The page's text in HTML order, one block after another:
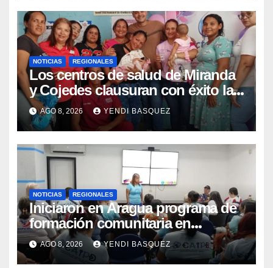
NOTICIAS REGIONALES
Los centros de salud de Miranda
y Cojedes clausuran con éxito la
Semana Mundial de la Lactancia
Materna
AGO 8, 2026 YENDI BASQUEZ
NOTICIAS REGIONALES
Iniciaron en Aragua programa de
formación comunitaria en
atención a personas con
discapacidad
AGO 8, 2026 YENDI BASQUEZ